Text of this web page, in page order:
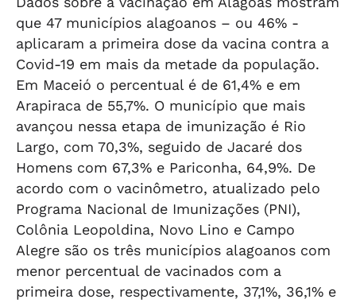
que 47 municípios alagoanos – ou 46% -
aplicaram a primeira dose da vacina contra a
Covid-19 em mais da metade da população.
Em Maceió o percentual é de 61,4% e em
Arapiraca de 55,7%. O município que mais
avançou nessa etapa de imunização é Rio
Largo, com 70,3%, seguido de Jacaré dos
Homens com 67,3% e Pariconha, 64,9%. De
acordo com o vacinômetro, atualizado pelo
Programa Nacional de Imunizações (PNI),
Colônia Leopoldina, Novo Lino e Campo
Alegre são os três municípios alagoanos com
menor percentual de vacinados com a
primeira dose, respectivamente, 37,1%, 36,1% e